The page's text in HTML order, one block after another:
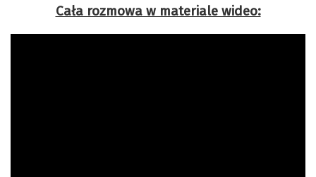
Cała rozmowa w materiale wideo: